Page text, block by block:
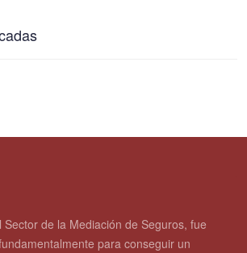
Sector de la Mediación de Seguros, fue
para conseguir un